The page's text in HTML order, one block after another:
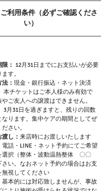
利用条件（必ずご確認くださ
い）
： 12月31日までにお支払いが必要
す。
： 現金・銀行振込・ネット決済
本チケットはご本人様のみ有効で
ご友人への譲渡はできません。
3月31日を過ぎますと、残りの回数
なります。集中ケアの期間としてぜ
さい。
し： 来店時にお渡しいたします
電話・LINE・ネット予約にてご希望
選択（整体・波動温熱整体　〇〇
さい。なおネット予約の場合はお支
無視してください
基本的には対応致しませんが、事故